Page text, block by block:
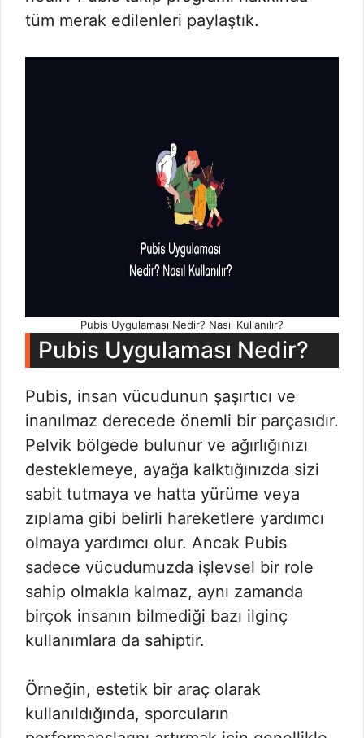
tüm merak edilenleri paylaştık.
Pubis Uygulaması Nedir? Nasıl Kullanılır?
Pubis Uygulaması Nedir?
Pubis, insan vücudunun şaşırtıcı ve
inanılmaz derecede önemli bir parçasıdır.
Pelvik bölgede bulunur ve ağırlığınızı
desteklemeye, ayağa kalktığınızda sizi
sabit tutmaya ve hatta yürüme veya
zıplama gibi belirli hareketlere yardımcı
olmaya yardımcı olur. Ancak Pubis
sadece vücudumuzda işlevsel bir role
sahip olmakla kalmaz, aynı zamanda
birçok insanın bilmediği bazı ilginç
kullanımlara da sahiptir.
Örneğin, estetik bir araç olarak
kullanıldığında, sporcuların